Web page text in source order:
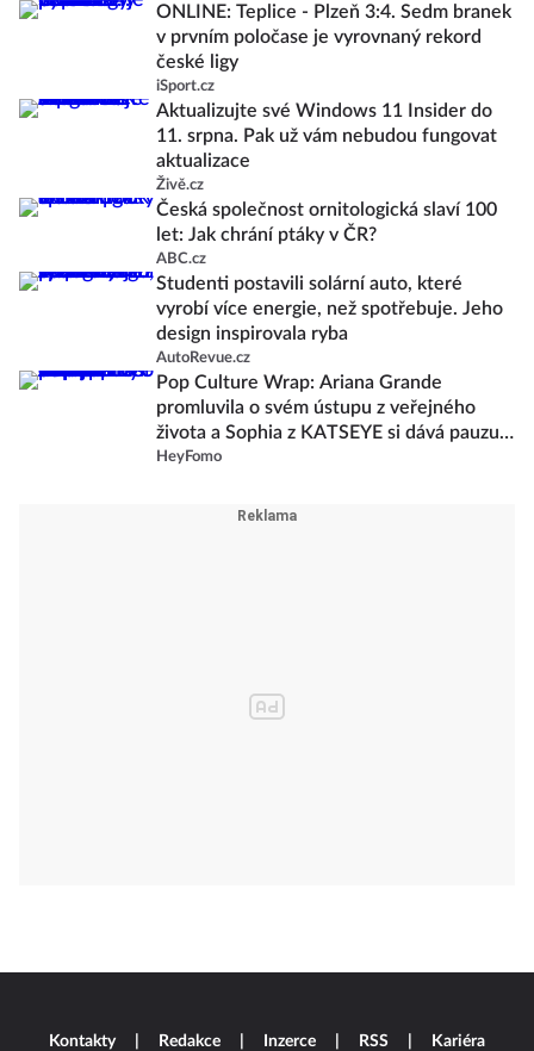
ONLINE: Teplice - Plzeň 3:4. Sedm branek
v prvním poločase je vyrovnaný rekord
české ligy
iSport.cz
Aktualizujte své Windows 11 Insider do
11. srpna. Pak už vám nebudou fungovat
aktualizace
Živě.cz
Česká společnost ornitologická slaví 100
let: Jak chrání ptáky v ČR?
ABC.cz
Studenti postavili solární auto, které
vyrobí více energie, než spotřebuje. Jeho
design inspirovala ryba
AutoRevue.cz
Pop Culture Wrap: Ariana Grande
promluvila o svém ústupu z veřejného
života a Sophia z KATSEYE si dává pauzu
od skupiny
HeyFomo
Kontakty Redakce Inzerce RSS Kariéra